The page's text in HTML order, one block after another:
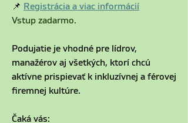
📌 Registrácia a viac informácií
Vstup zadarmo.
Podujatie je vhodné pre lídrov,
manažérov aj všetkých, ktorí chcú
aktívne prispievať k inkluzívnej a férovej
firemnej kultúre.
Čaká vás: